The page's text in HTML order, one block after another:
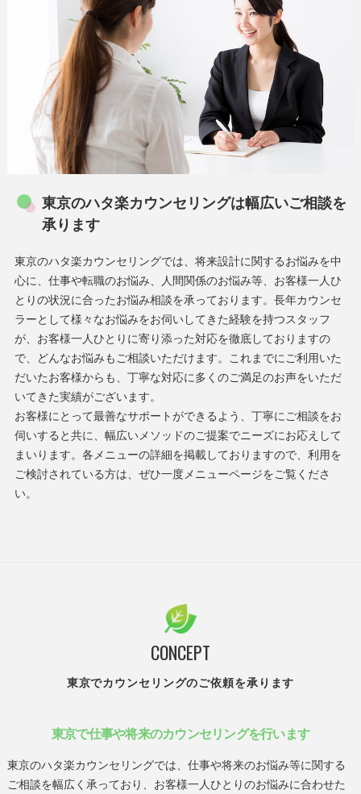
東京のハタ楽カウンセリングは幅広いご相談を
承ります
東京のハタ楽カウンセリングでは、将来設計に関するお悩みを中
心に、仕事や転職のお悩み、人間関係のお悩み等、お客様一人ひ
とりの状況に合ったお悩み相談を承っております。長年カウンセ
ラーとして様々なお悩みをお伺いしてきた経験を持つスタッフ
が、お客様一人ひとりに寄り添った対応を徹底しておりますの
で、どんなお悩みもご相談いただけます。これまでにご利用いた
だいたお客様からも、丁寧な対応に多くのご満足のお声をいただ
いてきた実績がございます。
お客様にとって最善なサポートができるよう、丁寧にご相談をお
伺いすると共に、幅広いメソッドのご提案でニーズにお応えして
まいります。各メニューの詳細を掲載しておりますので、利用を
ご検討されている方は、ぜひ一度メニューページをご覧くださ
い。
東京でカウンセリングのご依頼を承ります
CONCEPT
東京で仕事や将来のカウンセリングを行います
東京のハタ楽カウンセリングでは、仕事や将来のお悩み等に関する
ご相談を幅広く承っており、お客様一人ひとりのお悩みに合わせた